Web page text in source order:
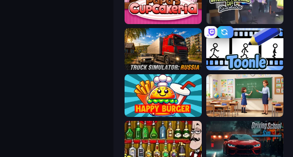
Papas Cupcakeria
Truck Simulator: Russia Toonle
Happy Burger High School Teacher Simulator